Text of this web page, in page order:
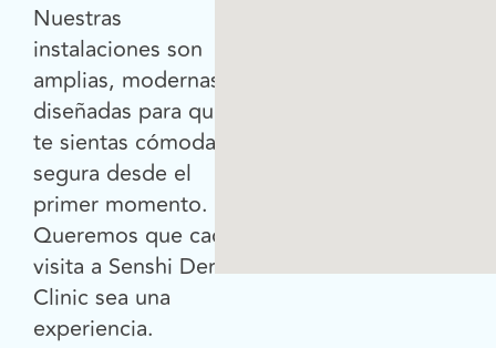
Nuestras
instalaciones son
amplias, modernas y
diseñadas para que
te sientas cómoda y
segura desde el
primer momento.
Queremos que cada
visita a Senshi Derma
Clinic sea una
experiencia.